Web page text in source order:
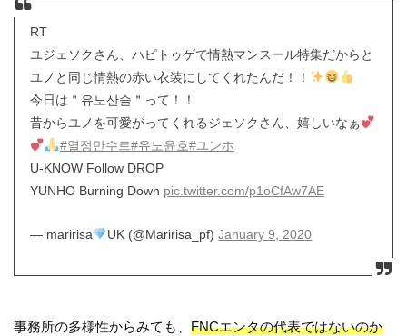
RT
ユジェソクさん、ハピトゥゲで情熱マンスール特集だからと
ユノと同じ情熱の赤い衣装にしてくれたんだ！！
今日は＂유노산슬＂って！！
昔からユノを可愛がってくれるジェソクさん、嬉しいなぁ
#열정만수르#유노윤호#ユンホ
U-KNOW Follow DROP
YUNHO Burning Down pic.twitter.com/p1oCfAw7AE
— maririsa UK (@Maririsa_pf)January 9, 2020
事務所の多様性からみても、FNCエンタの代表ではないのか